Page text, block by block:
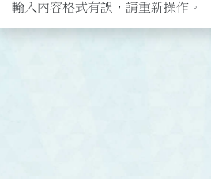
輸入內容格式有誤，請重新操作。